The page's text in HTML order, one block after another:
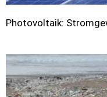
Photovoltaik: